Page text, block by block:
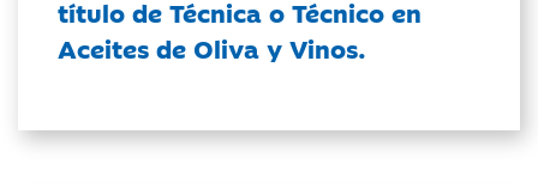
título de Técnica o Técnico en
Aceites de Oliva y Vinos.